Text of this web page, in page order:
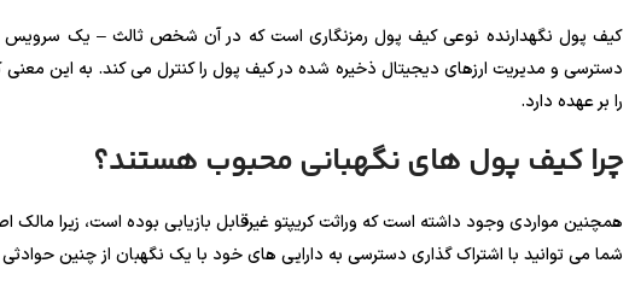
کیف پول نگهدارنده نوعی کیف پول رمزنگاری است که در آن شخص ثالث – یک سرویس
دسترسی و مدیریت ارزهای دیجیتال ذخیره شده در کیف پول را کنترل می کند. به این
را بر عهده دارد.
چرا کیف پول های نگهبانی محبوب هستند؟
همچنین مواردی وجود داشته است که وراثت کریپتو غیرقابل بازیابی بوده است، زیرا
شما می توانید با اشتراک گذاری دسترسی به دارایی های خود با یک نگهبان از چنین